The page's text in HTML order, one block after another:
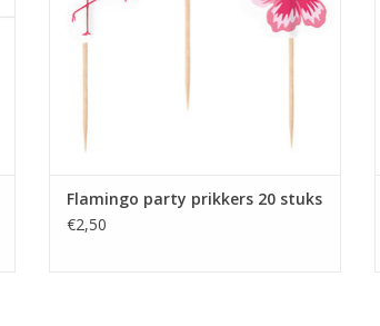
Flamingo party prikkers 20 stuks
€2,50